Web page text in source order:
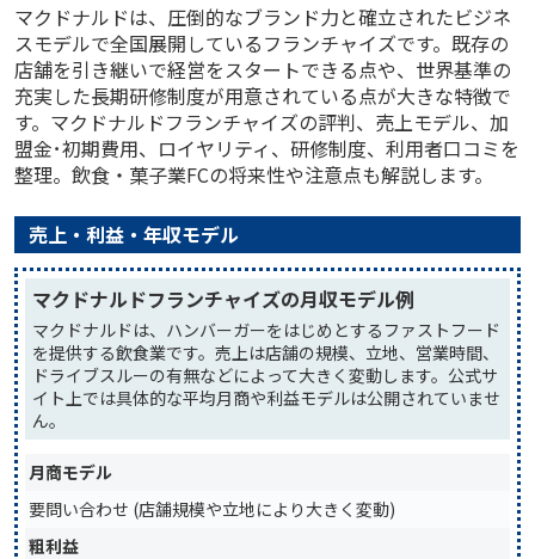
マクドナルドは、圧倒的なブランド力と確立されたビジネ
スモデルで全国展開しているフランチャイズです。既存の
店舗を引き継いで経営をスタートできる点や、世界基準の
充実した長期研修制度が用意されている点が大きな特徴で
す。マクドナルドフランチャイズの評判、売上モデル、加
盟金･初期費用、ロイヤリティ、研修制度、利用者口コミを
整理。飲食・菓子業FCの将来性や注意点も解説します。
売上・利益・年収モデル
マクドナルドフランチャイズの月収モデル例
マクドナルドは、ハンバーガーをはじめとするファストフード
を提供する飲食業です。売上は店舗の規模、立地、営業時間、
ドライブスルーの有無などによって大きく変動します。公式サ
イト上では具体的な平均月商や利益モデルは公開されていませ
ん。
月商モデル
要問い合わせ (店舗規模や立地により大きく変動)
粗利益